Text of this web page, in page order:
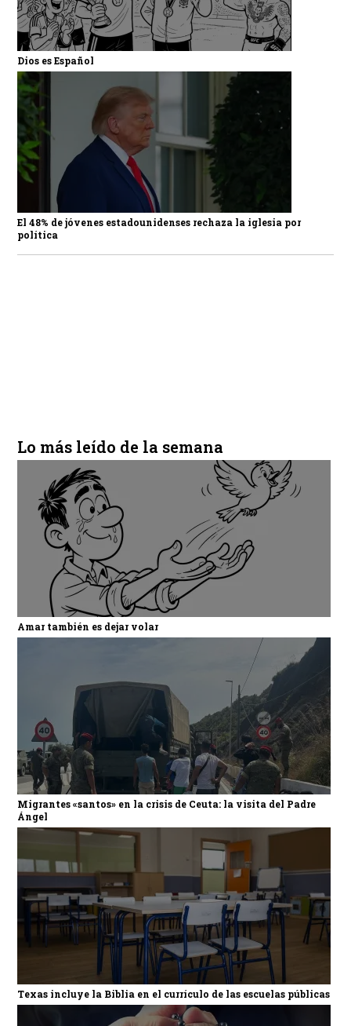
Dios es Español
El 48% de jóvenes estadounidenses rechaza la iglesia por
política
Lo más leído de la semana
Amar también es dejar volar
Migrantes «santos» en la crisis de Ceuta: la visita del Padre
Ángel
Texas incluye la Biblia en el currículo de las escuelas públicas